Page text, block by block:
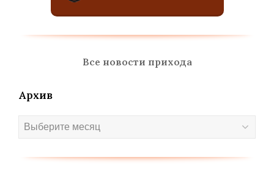
Все новости прихода
Архив
Архив